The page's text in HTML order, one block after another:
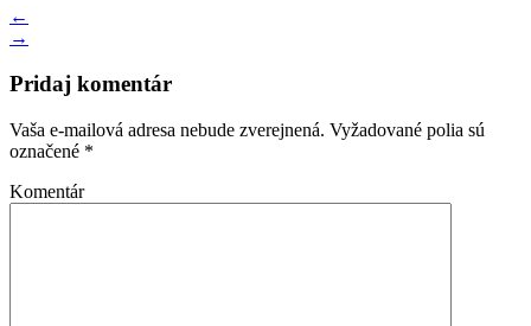
←
→
Pridaj komentár
Vaša e-mailová adresa nebude zverejnená. Vyžadované polia sú
označené *
Komentár